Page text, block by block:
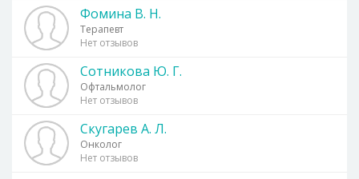
Фомина В. Н.
Терапевт
Нет отзывов
Сотникова Ю. Г.
Офтальмолог
Нет отзывов
Скугарев А. Л.
Онколог
Нет отзывов